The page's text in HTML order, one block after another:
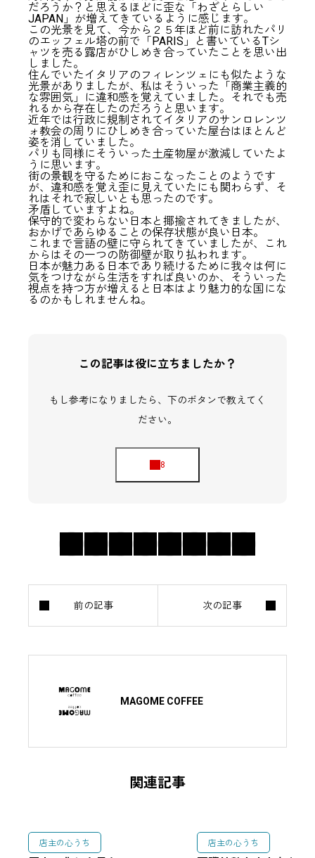
だろうか？と思えるほどに歪な「わざとらしい
JAPAN」が増えてきているように感じます。
この光景を見て、今から２５年ほど前に訪れたパリ
のエッフェル塔の前で「PARIS」と書いているTシ
ャツを売る露店がひしめき合っていたことを思い出
しました。
住んでいたイタリアのフィレンツェにも似たような
光景がありましたが、私はそういった「商業主義的
な雰囲気」に違和感を覚えていました。それでも売
れるから存在したのだろうと思います。
近年では行政に規制されてイタリアのサンロレンツ
ォ教会の周りにひしめき合っていた屋台はほとんど
姿を消していました。
パリも同様にそういった土産物屋が激減していたよ
うに思います。
街の景観を守るためにおこなったことのようです
が、違和感を覚え歪に見えていたにも関わらず、そ
れはそれで寂しいとも思ったのです。
矛盾していますよね。
保守的で変わらない日本と揶揄されてきましたが、
おかげであらゆることの保存状態が良い日本。
これまで言語の壁に守られてきていましたが、これ
からはその一つの防御壁が取り払われます。
日本が魅力ある日本であり続けるために我々は何に
気をつけながら生活をすれば良いのか、そういった
視点を持つ方が増えると日本はより魅力的な国にな
るのかもしれませんね。
この記事は役に立ちましたか？
もし参考になりましたら、下のボタンで教えてく
ださい。
MAGOME COFFEE
関連記事
店主の心うち 店主の心うち